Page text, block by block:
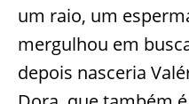
um raio, um
mergulhou em
depois nasceria